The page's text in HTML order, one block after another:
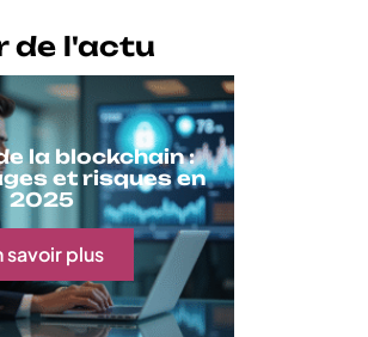
de l'actu
la blockchain :
et risques en
2025
savoir plus